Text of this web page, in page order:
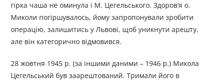
гірка чаша не оминула і М. Цегельського. Здоров’я о.
Миколи погіршувалось, йому запропонували зробити
операцію, залишитись у Львові, щоб уникнути арешту,
але він категорично відмовився.
28 жовтня 1945 р. (за іншими даними – 1946 р.) Микола
Цегельський був заарештований. Тримали його в